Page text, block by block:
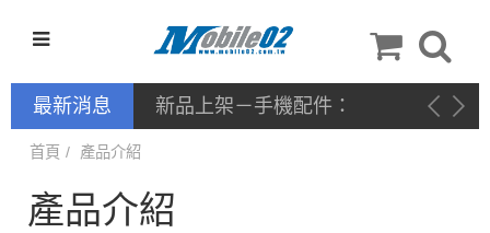
最新消息
新品上架－手機配件：
NILLKIN
首頁 產品介紹
產品介紹